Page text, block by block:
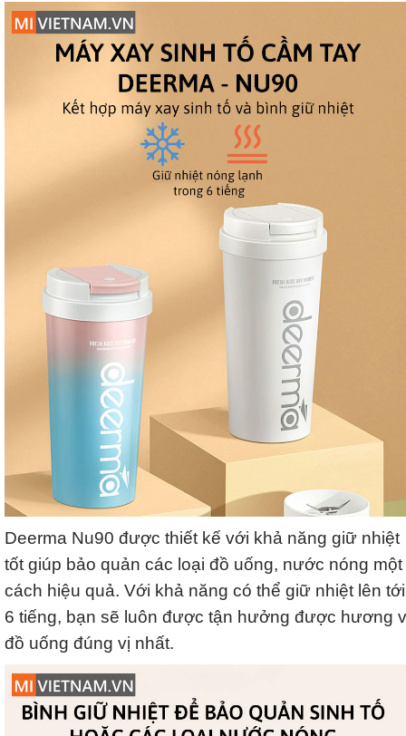
Deerma Nu90 được thiết kế với khả năng giữ nhiệt
tốt giúp bảo quản các loại đồ uống, nước nóng một
cách hiệu quả. Với khả năng có thể giữ nhiệt lên tới
6 tiếng, bạn sẽ luôn được tận hưởng được hương
đồ uống đúng vị nhất.